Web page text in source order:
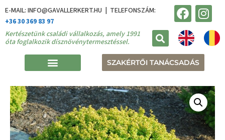
E-MAIL: INFO@GAVALLERKERT.HU | TELEFONSZÁM:
+36 30 369 83 97
Kertészetünk családi vállalkozás, amely 1991
óta foglalkozik dísznövénytermesztéssel.
SZAKÉRTŐI TANÁCSADÁS